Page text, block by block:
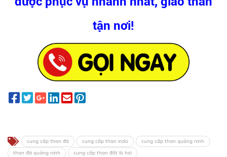
tận nơi!
cung cấp than đá cung cấp than indo
cung cấp than quảng ninh
than đá quảng ninh
cung cấp than đốt lò hơi